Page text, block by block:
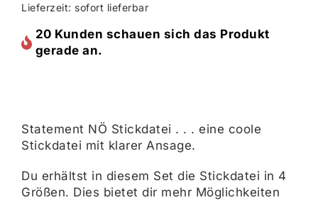
Lieferzeit: sofort lieferbar
20 Kunden schauen sich das Produkt
gerade an.
Statement NÖ Stickdatei . . . eine coole
Stickdatei mit klarer Ansage.
Du erhältst in diesem Set die Stickdatei in 4
Größen. Dies bietet dir mehr Möglichkeiten